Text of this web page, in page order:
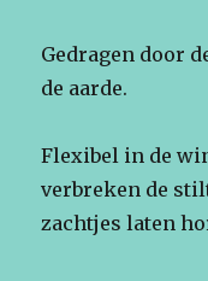
Gedragen door
de aarde.
Flexibel in de
verbreken de
zachtjes laten